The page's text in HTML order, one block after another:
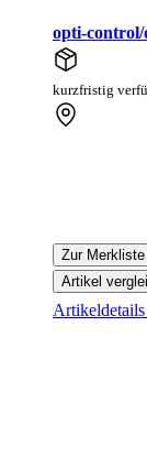
opti-control/
kurzfristig
Zur
Artikel
Artikeldetails